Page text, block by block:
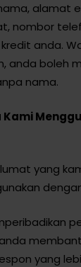
alamat
nombor
anda.
anda boleh
nama.
Kami
yang
yang